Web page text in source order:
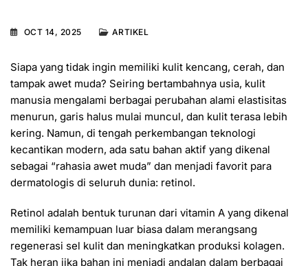
OCT 14, 2025 ARTIKEL
Siapa yang tidak ingin memiliki kulit kencang, cerah, dan
tampak awet muda? Seiring bertambahnya usia, kulit
manusia mengalami berbagai perubahan alami elastisitas
menurun, garis halus mulai muncul, dan kulit terasa lebih
kering. Namun, di tengah perkembangan teknologi
kecantikan modern, ada satu bahan aktif yang dikenal
sebagai “rahasia awet muda” dan menjadi favorit para
dermatologis di seluruh dunia: retinol.
Retinol adalah bentuk turunan dari vitamin A yang dikenal
memiliki kemampuan luar biasa dalam merangsang
regenerasi sel kulit dan meningkatkan produksi kolagen.
Tak heran jika bahan ini menjadi andalan dalam berbagai